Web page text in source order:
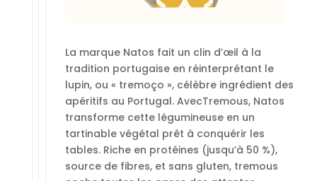
La marque Natos fait un clin d’œil à la
tradition portugaise en réinterprétant le
lupin, ou « tremoço », célèbre ingrédient des
apéritifs au Portugal. AvecTremous, Natos
transforme cette légumineuse en un
tartinable végétal prêt à conquérir les
tables. Riche en protéines (jusqu’à 50 %),
source de fibres, et sans gluten, tremous